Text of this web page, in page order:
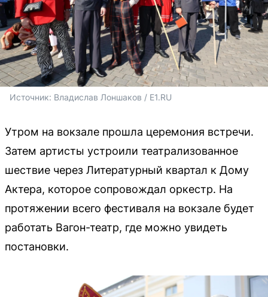
Источник: Владислав Лоншаков / E1.RU
Утром на вокзале прошла церемония встречи.
Затем артисты устроили театрализованное
шествие через Литературный квартал к Дому
Актера, которое сопровождал оркестр. На
протяжении всего фестиваля на вокзале будет
работать Вагон-театр, где можно увидеть
постановки.